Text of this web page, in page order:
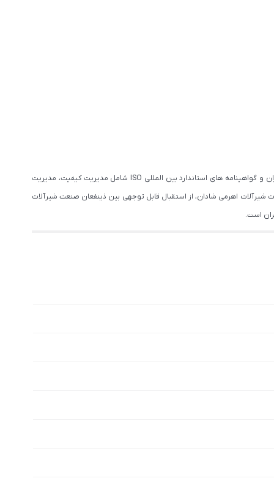
به عنوان یکی از نام های معتبر تولیدکننده شیرآلات در ایران، از منظر نگرش دانش محور و سیستمی می باشد که با دارا بودن نشان استاندارد ملی ایران و گواهینامه های استاندارد بین المللی ISO شامل مدیریت کیفیت، مدیریت
اهرمی شادان، از استقبال قابل توجهی بین ذینفعان صنعت شیرآلات